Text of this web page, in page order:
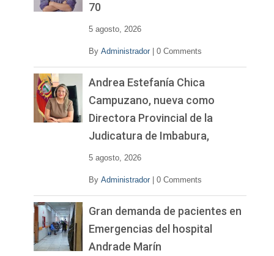
70
5 agosto, 2026
By Administrador 0 Comments
Andrea Estefanía Chica
Campuzano, nueva como
Directora Provincial de la
Judicatura de Imbabura,
5 agosto, 2026
By Administrador 0 Comments
Gran demanda de pacientes en
Emergencias del hospital
Andrade Marín